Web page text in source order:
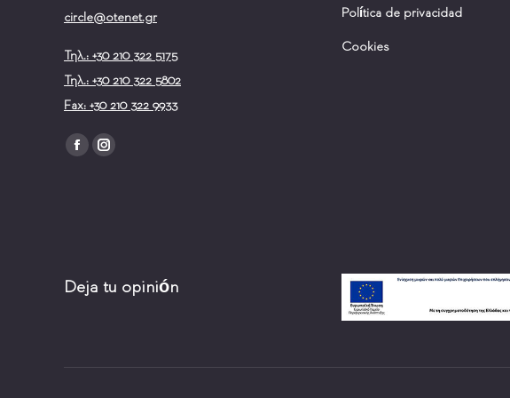
circle@otenet.gr
Τηλ.: +30 210 322 5175
Τηλ.: +30 210 322 5802
Fax: +30 210 322 9933
Encuéntranos en:
FacebookInstagram
Política de privacidad
Cookies
Deja tu opinión